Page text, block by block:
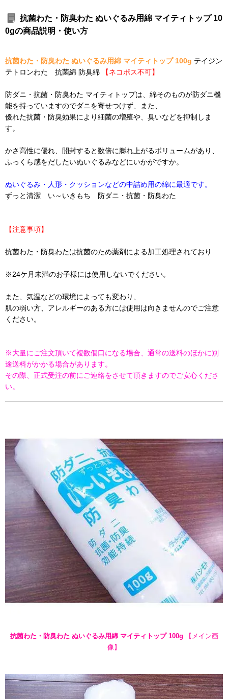
抗菌わた・防臭わた ぬいぐるみ用綿 マイティトップ 10
0gの商品説明・使い方
抗菌わた・防臭わた ぬいぐるみ用綿 マイティトップ 100g テイジン
テトロンわた 抗菌綿 防臭綿
【ネコポス不可】
防ダニ・抗菌・防臭わた マイティトップは、綿そのものが防ダニ機
能を持っていますのでダニを寄せつけず、また、
優れた抗菌・防臭効果により細菌の増殖や、臭いなどを抑制しま
す。
かさ高性に優れ、開封すると数倍に膨れ上がるボリュームがあり、
ふっくら感をだしたいぬいぐるみなどにいかがですか。
ぬいぐるみ・人形・クッションなどの中詰め用の綿に最適です。
ずっと清潔 い～いきもち 防ダニ・抗菌・防臭わた
【注意事項】
抗菌わた・防臭わたは抗菌のため薬剤による加工処理されており
※24ケ月未満のお子様には使用しないでください。
また、気温などの環境によっても変わり、
肌の弱い方、アレルギーのある方には使用は向きませんのでご注意
ください。
※大量にご注文頂いて複数個口になる場合、通常の送料のほかに別
途送料がかかる場合があります。
その際、正式受注の前にご連絡をさせて頂きますのでご安心くださ
い。
抗菌わた・防臭わた ぬいぐるみ用綿 マイティトップ 100g 【メイン画
像】